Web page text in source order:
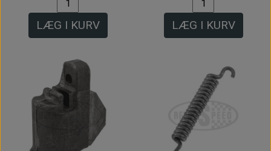
LÆG I KURV LÆG I KURV